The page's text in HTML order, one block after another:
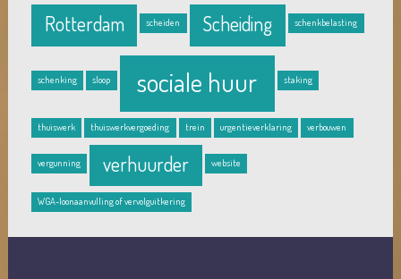
Rotterdam scheiden Scheiding schenkbelasting
schenking sloop sociale huur staking
thuiswerk thuiswerkvergoeding trein urgentieverklaring verbouwen
vergunning verhuurder website
WGA-loonaanvulling of vervolguitkering